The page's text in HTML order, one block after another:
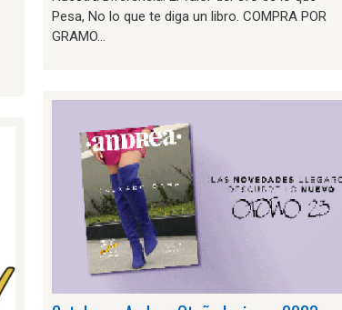
Pesa, No lo que te diga un libro. COMPRA POR
GRAMO…